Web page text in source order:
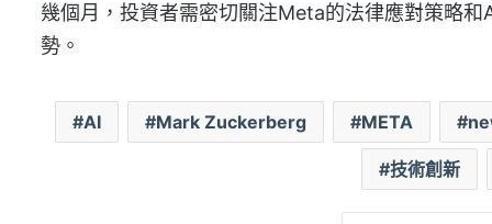
幾個月，投資者需密切關注Meta的法律應對策略
勢。
AI Mark Zuckerberg META
技術創新